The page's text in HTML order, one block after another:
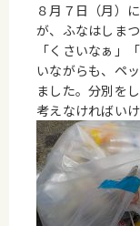
８月７日（月）
が、ふなはしま
「くさいなぁ」
いながらも、ペ
ました。分別を
考えなければい